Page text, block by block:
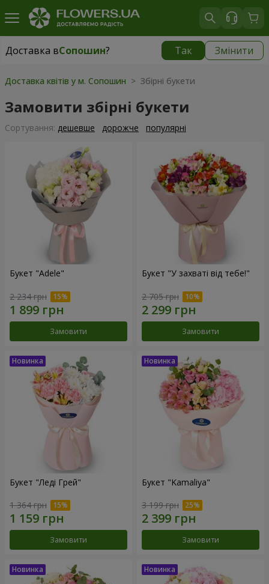
Доставка вСопошин? Так Змінити
Доставка вСопошин|
Доставка квітів у м. Сопошин > Збірні букети
Замовити збірні букети
Сортування: дешевше дорожче популярні
Букет "Adele"
2 234 грн
Замовити
Букет "У захваті від тебе!"
2 705 грн
Замовити
Букет "Леді Грей"
1 364 грн
Замовити
Букет "Kamaliya"
3 199 грн
Замовити